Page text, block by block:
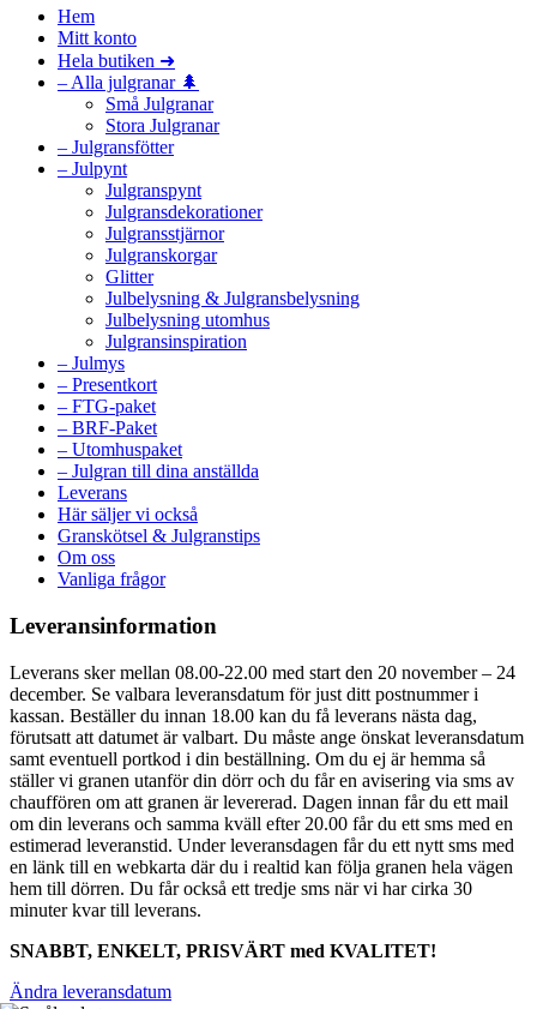
Hem
Mitt konto
Hela butiken ➜
– Alla julgranar 🌲
Små Julgranar
Stora Julgranar
– Julgransfötter
– Julpynt
Julgranspynt
Julgransdekorationer
Julgransstjärnor
Julgranskorgar
Glitter
Julbelysning & Julgransbelysning
Julbelysning utomhus
Julgransinspiration
– Julmys
– Presentkort
– FTG-paket
– BRF-Paket
– Utomhuspaket
– Julgran till dina anställda
Leverans
Här säljer vi också
Granskötsel & Julgranstips
Om oss
Vanliga frågor
Leveransinformation
Leverans sker mellan 08.00-22.00 med start den 20 november – 24
december. Se valbara leveransdatum för just ditt postnummer i
kassan. Beställer du innan 18.00 kan du få leverans nästa dag,
förutsatt att datumet är valbart. Du måste ange önskat leveransdatum
samt eventuell portkod i din beställning. Om du ej är hemma så
ställer vi granen utanför din dörr och du får en avisering via sms av
chauffören om att granen är levererad. Dagen innan får du ett mail
om din leverans och samma kväll efter 20.00 får du ett sms med en
estimerad leveranstid. Under leveransdagen får du ett nytt sms med
en länk till en webkarta där du i realtid kan följa granen hela vägen
hem till dörren. Du får också ett tredje sms när vi har cirka 30
minuter kvar till leverans.
SNABBT, ENKELT, PRISVÄRT med KVALITET!
Ändra leveransdatum